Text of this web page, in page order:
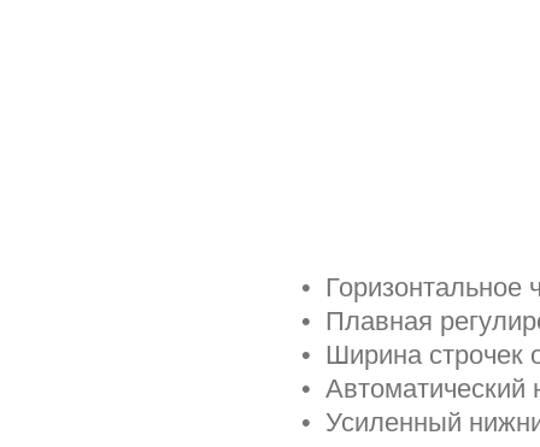
• Горизонтальное
• Плавная
• Ширина строчек
• Автоматический
• Усиленный